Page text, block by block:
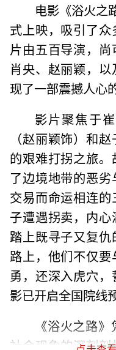
电影《浴火之
式上映，吸引了
片由五百导演，
肖央、赵丽颖，
现了一部震撼人心
影片聚焦于
（赵丽颖饰）和
的艰难打拐之旅
了边境地带的恶
交易而命运相连
子遭遇拐卖，内
踏上既寻子又复
路上，他们不仅
勇，还深入虎穴
影已开启全国院线
《浴火之路
社会现象的深刻